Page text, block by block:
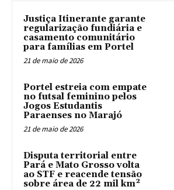
Justiça Itinerante garante
regularização fundiária e
casamento comunitário
para famílias em Portel
21 de maio de 2026
Portel estreia com empate
no futsal feminino pelos
Jogos Estudantis
Paraenses no Marajó
21 de maio de 2026
Disputa territorial entre
Pará e Mato Grosso volta
ao STF e reacende tensão
sobre área de 22 mil km²